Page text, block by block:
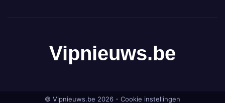
Vipnieuws.be
© Vipnieuws.be 2026 - Cookie instellingen